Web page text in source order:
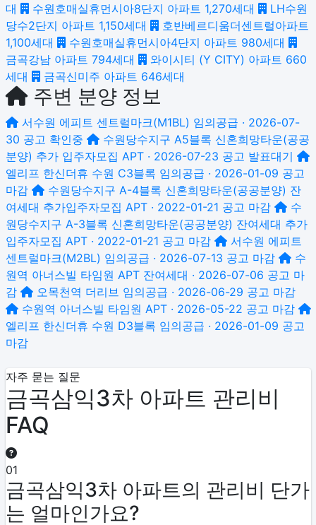
대
수원호매실휴먼시아8단지 아파트 1,270세대
LH수원
당수2단지 아파트 1,150세대
호반베르디움더센트럴아파트
1,100세대
수원호매실휴먼시아4단지 아파트 980세대
금곡강남 아파트 794세대 와이시티 (Y CITY) 아파트 660
세대
금곡신미주 아파트 646세대
주변 분양 정보
서수원 에피트 센트럴마크(M1BL) 임의공급 · 2026-07-
30 공고 확인중
수원당수지구 A5블록 신혼희망타운(공공
분양) 추가 입주자모집 APT · 2026-07-23 공고 발표대기
엘리프 한신더휴 수원 C3블록 임의공급 · 2026-01-09 공고
마감
수원당수지구 A-4블록 신혼희망타운(공공분양) 잔
여세대 추가입주자모집 APT · 2022-01-21 공고 마감
수
원당수지구 A-3블록 신혼희망타운(공공분양) 잔여세대 추가
입주자모집 APT · 2022-01-21 공고 마감
서수원 에피트
센트럴마크(M2BL) 임의공급 · 2026-07-13 공고 마감
수
원역 아너스빌 타임원 APT 잔여세대 · 2026-07-06 공고 마
감
오목천역 더리브 임의공급 · 2026-06-29 공고 마감
수원역 아너스빌 타임원 APT · 2026-05-22 공고 마감
엘리프 한신더휴 수원 D3블록 임의공급 · 2026-01-09 공고
마감
자주 묻는 질문
금곡삼익3차 아파트 관리비
FAQ
01
금곡삼익3차 아파트의 관리비 단가
는 얼마인가요?